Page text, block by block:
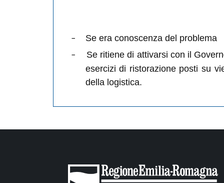
Se era conoscenza del problema
Se ritiene di attivarsi con il
esercizi di ristorazione posti su
della logistica.